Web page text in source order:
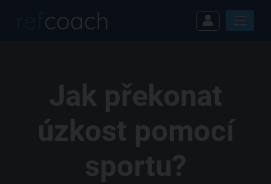
Jak překonat
úzkost pomocí
sportu?